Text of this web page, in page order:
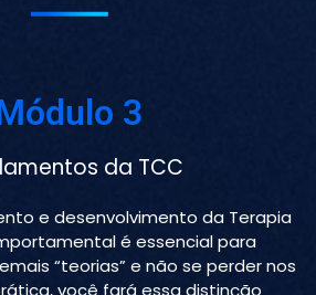
3
da TCC
e desenvolvimento da Terapia
é essencial para
“teorias” e não se perder nos